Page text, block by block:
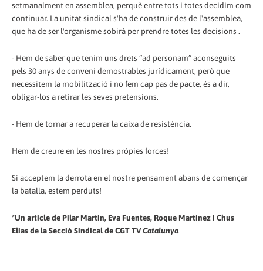
setmanalment en assemblea, perquè entre tots i totes decidim com
continuar. La unitat sindical s'ha de construir des de l'assemblea,
que ha de ser l'organisme sobirà per prendre totes les decisions .
- Hem de saber que tenim uns drets “ad personam” aconseguits
pels 30 anys de conveni demostrables jurídicament, però que
necessitem la mobilització i no fem cap pas de pacte, és a dir,
obligar-los a retirar les seves pretensions.
- Hem de tornar a recuperar la caixa de resistència.
Hem de creure en les nostres pròpies forces!
Si acceptem la derrota en el nostre pensament abans de començar
la batalla, estem perduts!
*Un article de Pilar Martin, Eva Fuentes, Roque Martínez i Chus
Elias de la Secció Sindical de CGT TVCatalunya